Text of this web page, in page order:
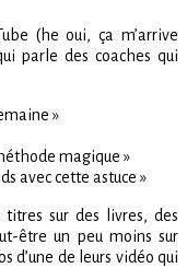
(he oui, ça m’arrive
parle des coaches qui
»
magique »
avec cette astuce »
sur des livres, des
être un peu moins sur
d’une de leurs vidéo qui